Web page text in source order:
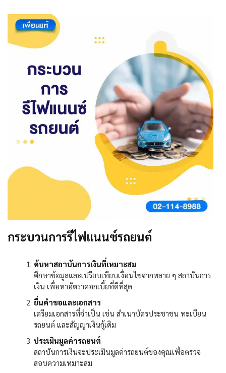
กระบวนการรีไฟแนนซ์รถยนต์
ค้นหาสถาบันการเงินที่เหมาะสม
ศึกษาข้อมูลและเปรียบเทียบเงื่อนไขจากหลาย ๆ สถาบันการ
เงิน เพื่อหาอัตราดอกเบี้ยที่ดีที่สุด
ยื่นคำขอและเอกสาร
เตรียมเอกสารที่จำเป็น เช่น สำเนาบัตรประชาชน ทะเบียน
รถยนต์ และสัญญาเงินกู้เดิม
ประเมินมูลค่ารถยนต์
สถาบันการเงินจะประเมินมูลค่ารถยนต์ของคุณเพื่อตรวจ
สอบความเหมาะสม